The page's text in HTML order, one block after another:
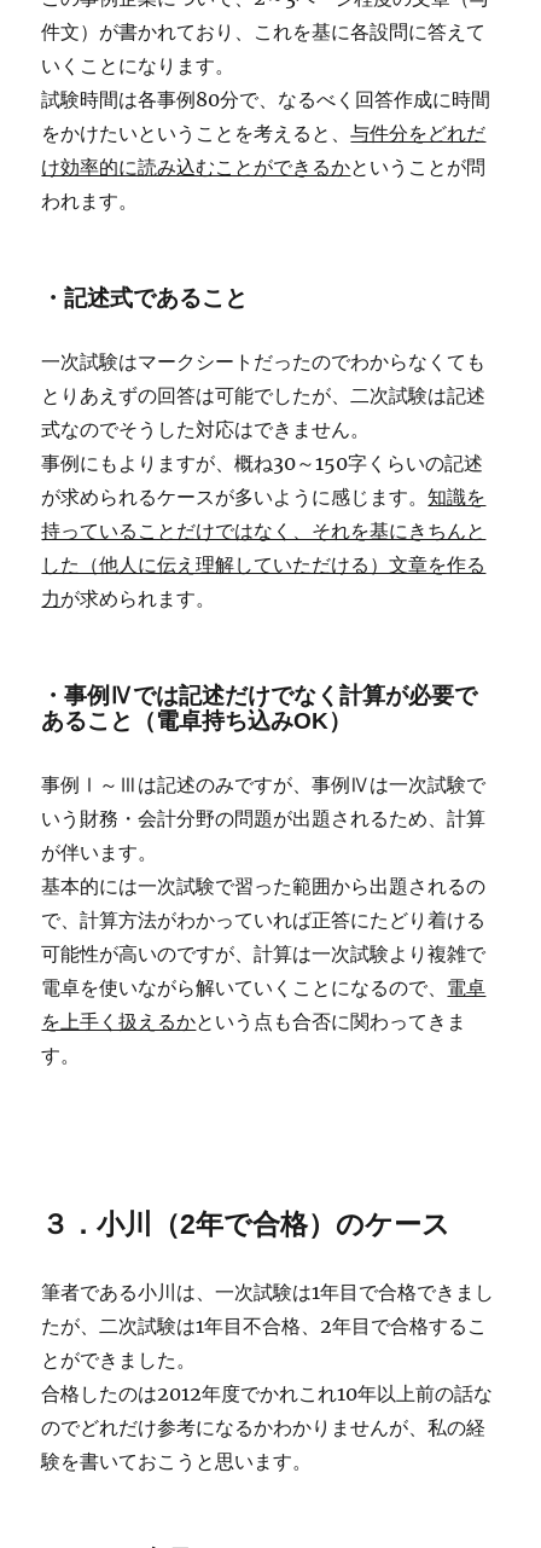
件文）が書かれており、これを基に各設問に答えて
いくことになります。
試験時間は各事例80分で、なるべく回答作成に時間
をかけたいということを考えると、与件分をどれだ
け効率的に読み込むことができるかということが問
われます。
・記述式であること
一次試験はマークシートだったのでわからなくても
とりあえずの回答は可能でしたが、二次試験は記述
式なのでそうした対応はできません。
事例にもよりますが、概ね30～150字くらいの記述
が求められるケースが多いように感じます。知識を
持っていることだけではなく、それを基にきちんと
した（他人に伝え理解していただける）文章を作る
力が求められます。
・事例Ⅳでは記述だけでなく計算が必要で
あること（電卓持ち込みOK）
事例Ⅰ～Ⅲは記述のみですが、事例Ⅳは一次試験で
いう財務・会計分野の問題が出題されるため、計算
が伴います。
基本的には一次試験で習った範囲から出題されるの
で、計算方法がわかっていれば正答にたどり着ける
可能性が高いのですが、計算は一次試験より複雑で
電卓を使いながら解いていくことになるので、 電卓
を上手く扱えるかという点も合否に関わってきま
す。
３．小川（2年で合格）のケース
筆者である小川は、一次試験は1年目で合格できまし
たが、二次試験は1年目不合格、2年目で合格するこ
とができました。
合格したのは2012年度でかれこれ10年以上前の話な
のでどれだけ参考になるかわかりませんが、私の経
験を書いておこうと思います。